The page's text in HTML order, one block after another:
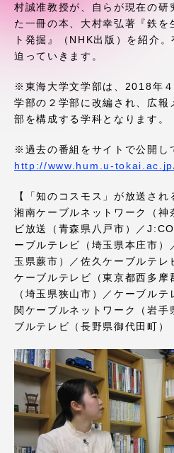
村誠准教授が、自らが現在の研
た一冊の本、大村幸弘著『鉄を
ト発掘』（NHK出版）を紹介
迫っていきます。
※東海大学文学部は、2018年
学部の２学部に改編され、広報
部を構成する学科となります。
※過去の番組をサイトで公開し
http://www.hum.u-
【「知のコスモス」が放送され
湘南ケーブルネットワーク（神
ビ放送（青森県八戸市）／
ーブルテレビ（埼玉県本庄市）
玉県蕨市）／佐久ケーブルテレ
ケーブルテレビ（東京都西多摩
（埼玉県狭山市）／ケーブル
関ケーブルネットワーク（岩手
ブルテレビ（長野県御代田町）
アクセス情報
品川キャンパス
熊本キャンパス
札幌キャンパス
TOKAIスポーツ